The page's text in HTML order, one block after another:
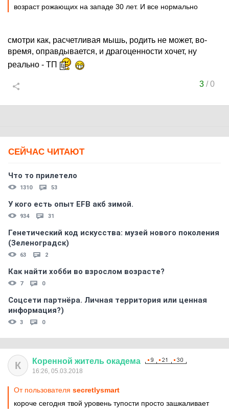
возраст рожающих на западе 30 лет. И все нормально
смотри как, расчетливая мышь, родить не может, во-
время, оправдывается, и драгоценности хочет, ну
реально - ТП
3/0
СЕЙЧАС ЧИТАЮТ
Что то прилетело
1310 53
У кого есть опыт EFB акб зимой.
934 31
Генетический код искусства: музей нового поколения
(Зеленоградск)
63 2
Как найти хобби во взрослом возрасте?
7 0
Соцсети партнёра. Личная территория или ценная
информация?)
3 0
К Коренной житель окадема
16:26, 05.03.2018
От пользователя secretlysmart
короче сегодня твой уровень тупости просто зашкаливает